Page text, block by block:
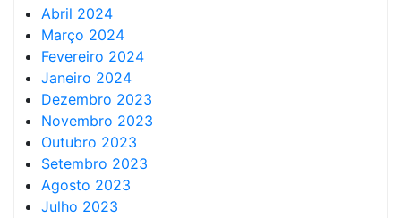
Abril 2024
Março 2024
Fevereiro 2024
Janeiro 2024
Dezembro 2023
Novembro 2023
Outubro 2023
Setembro 2023
Agosto 2023
Julho 2023